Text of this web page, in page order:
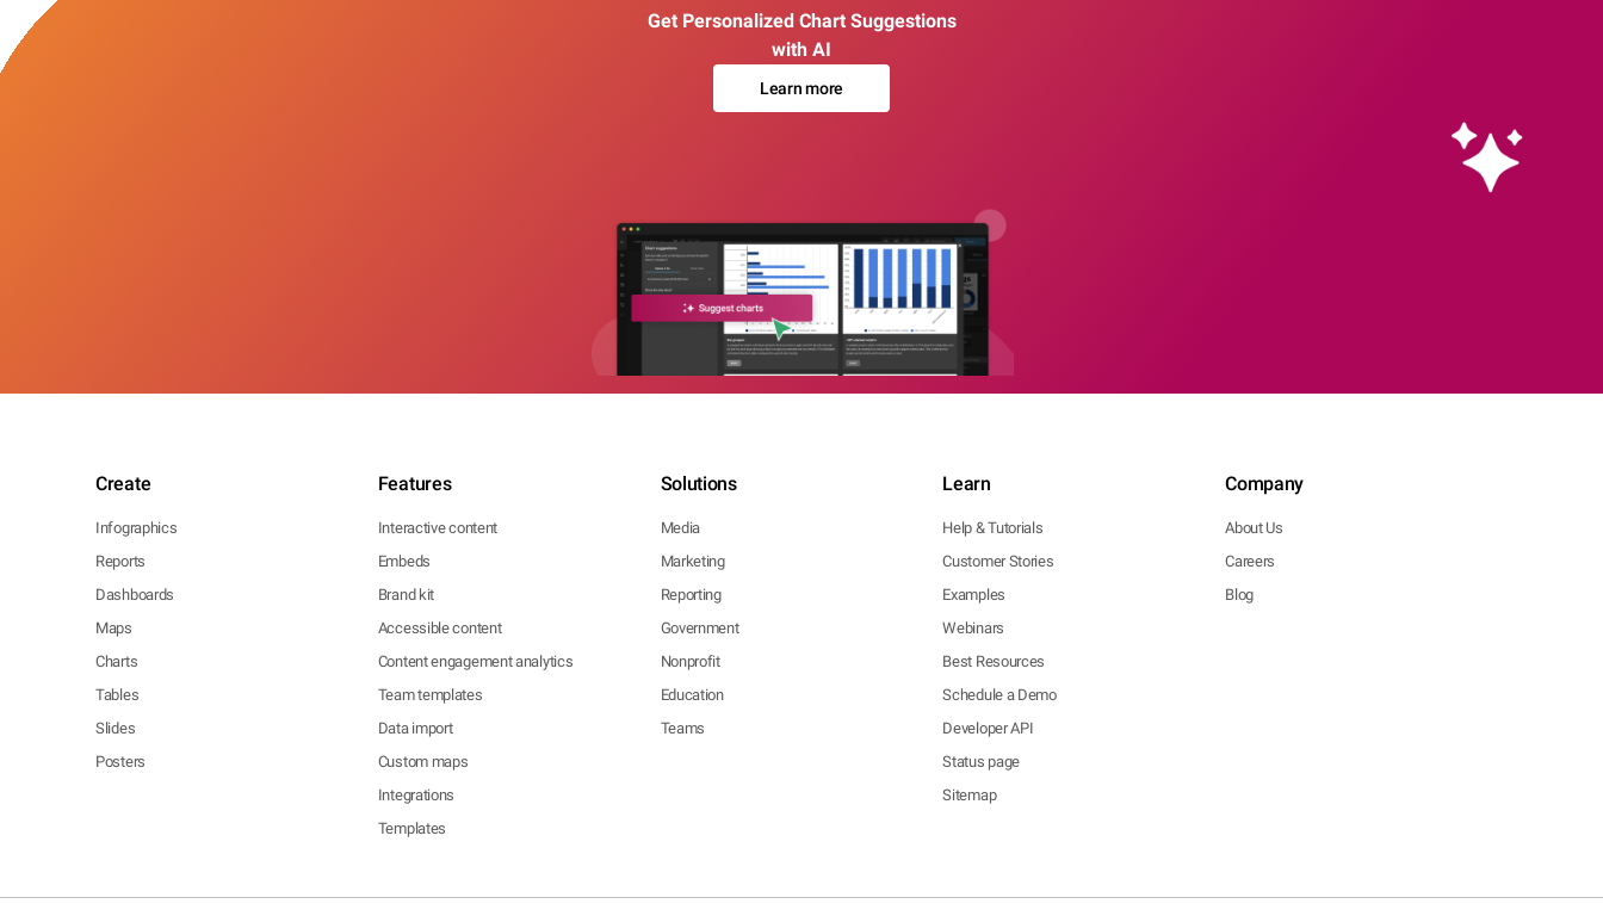
Get Personalized Chart Suggestions
with AI
Learn more
Create
Infographics
Reports
Dashboards
Maps
Charts
Tables
Slides
Posters
Features
Interactive content
Embeds
Brand kit
Accessible content
Content engagement analytics
Team templates
Data import
Custom maps
Integrations
Templates
Solutions
Media
Marketing
Reporting
Government
Nonprofit
Education
Teams
Learn
Help & Tutorials
Customer Stories
Examples
Webinars
Best Resources
Schedule a Demo
Developer API
Status page
Sitemap
Company
About Us
Careers
Blog